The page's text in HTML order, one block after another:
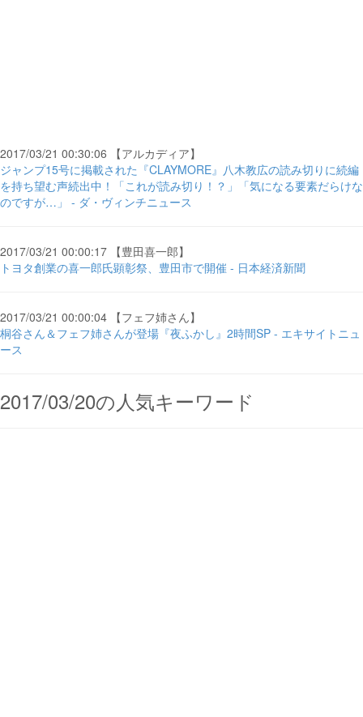
2017/03/21 00:30:06 【アルカディア】
ジャンプ15号に掲載された『CLAYMORE』八木教広の読み切りに続編
を持ち望む声続出中！「これが読み切り！？」「気になる要素だらけな
のですが…」 - ダ・ヴィンチニュース
2017/03/21 00:00:17 【豊田喜一郎】
トヨタ創業の喜一郎氏顕彰祭、豊田市で開催 - 日本経済新聞
2017/03/21 00:00:04 【フェフ姉さん】
桐谷さん＆フェフ姉さんが登場『夜ふかし』2時間SP - エキサイトニュ
ース
2017/03/20の人気キーワード